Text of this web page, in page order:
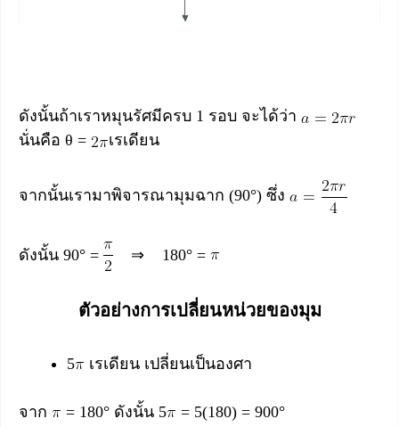
ดังนั้นถ้าเราหมุนรัศมีครบ 1 รอบ จะได้ว่า
นั่นคือ θ =
เรเดียน
จากนั้นเรามาพิจารณามุมฉาก (90°) ซึ่ง
ดังนั้น 90° = ⇒ 180° =
ตัวอย่างการเปลี่ยนหน่วยของมุม
5 เรเดียน เปลี่ยนเป็นองศา
จาก = 180° ดังนั้น 5 = 5(180) = 900°